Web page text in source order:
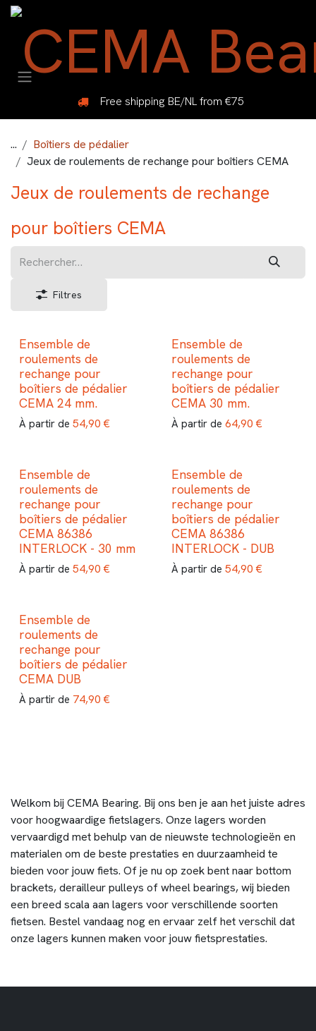
Se rendre au contenu
Free shipping BE/NL from €75
...
Boîtiers de pédalier
Jeux de roulements de rechange pour boîtiers CEMA
Jeux de roulements de rechange
pour boîtiers CEMA
Filtres
Ensemble de
roulements de
rechange pour
boîtiers de pédalier
CEMA 24 mm.
À partir de 54,90 €
Ensemble de
roulements de
rechange pour
boîtiers de pédalier
CEMA 30 mm.
À partir de 64,90 €
Ensemble de
roulements de
rechange pour
boîtiers de pédalier
CEMA 86386
INTERLOCK - 30 mm
À partir de 54,90 €
Ensemble de
roulements de
rechange pour
boîtiers de pédalier
CEMA 86386
INTERLOCK - DUB
À partir de 54,90 €
Ensemble de
roulements de
rechange pour
boîtiers de pédalier
CEMA DUB
À partir de 74,90 €
Welkom bij CEMA Bearing. Bij ons ben je aan het juiste adres
voor hoogwaardige fietslagers. Onze lagers worden
vervaardigd met behulp van de nieuwste technologieën en
materialen om de beste prestaties en duurzaamheid te
bieden voor jouw fiets. Of je nu op zoek bent naar bottom
brackets, derailleur pulleys of wheel bearings, wij bieden
een breed scala aan lagers voor verschillende soorten
fietsen. Bestel vandaag nog en ervaar zelf het verschil dat
onze lagers kunnen maken voor jouw fietsprestaties.